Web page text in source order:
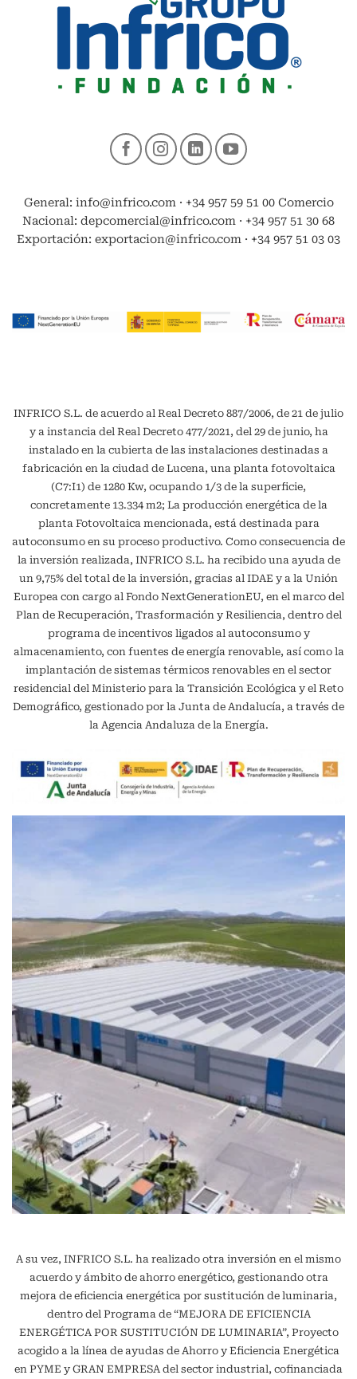
General: info@infrico.com · +34 957 59 51 00 Comercio
Nacional: depcomercial@infrico.com · +34 957 51 30 68
Exportación: exportacion@infrico.com · +34 957 51 03 03
INFRICO S.L. de acuerdo al Real Decreto 887/2006, de 21 de julio
y a instancia del Real Decreto 477/2021, del 29 de junio, ha
instalado en la cubierta de las instalaciones destinadas a
fabricación en la ciudad de Lucena, una planta fotovoltaica
(C7:I1) de 1280 Kw, ocupando 1/3 de la superficie,
concretamente 13.334 m2; La producción energética de la
planta Fotovoltaica mencionada, está destinada para
autoconsumo en su proceso productivo. Como consecuencia de
la inversión realizada, INFRICO S.L. ha recibido una ayuda de
un 9,75% del total de la inversión, gracias al IDAE y a la Unión
Europea con cargo al Fondo NextGenerationEU, en el marco del
Plan de Recuperación, Trasformación y Resiliencia, dentro del
programa de incentivos ligados al autoconsumo y
almacenamiento, con fuentes de energía renovable, así como la
implantación de sistemas térmicos renovables en el sector
residencial del Ministerio para la Transición Ecológica y el Reto
Demográfico, gestionado por la Junta de Andalucía, a través de
la Agencia Andaluza de la Energía.
A su vez, INFRICO S.L. ha realizado otra inversión en el mismo
acuerdo y ámbito de ahorro energético, gestionando otra
mejora de eficiencia energética por sustitución de luminaria,
dentro del Programa de “MEJORA DE EFICIENCIA
ENERGÉTICA POR SUSTITUCIÓN DE LUMINARIA”, Proyecto
acogido a la línea de ayudas de Ahorro y Eficiencia Energética
en PYME y GRAN EMPRESA del sector industrial, cofinanciada